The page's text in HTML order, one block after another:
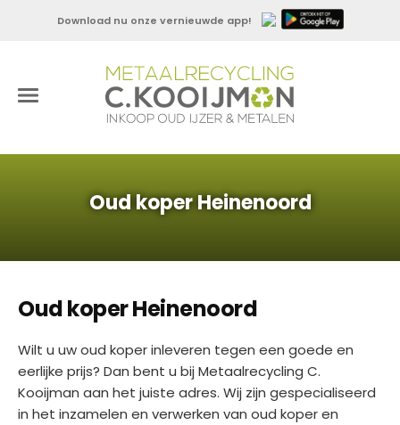
Download nu onze vernieuwde app!
Oud koper Heinenoord
Oud koper Heinenoord
Wilt u uw oud koper inleveren tegen een goede en
eerlijke prijs? Dan bent u bij Metaalrecycling C.
Kooijman aan het juiste adres. Wij zijn gespecialiseerd
in het inzamelen en verwerken van oud koper en